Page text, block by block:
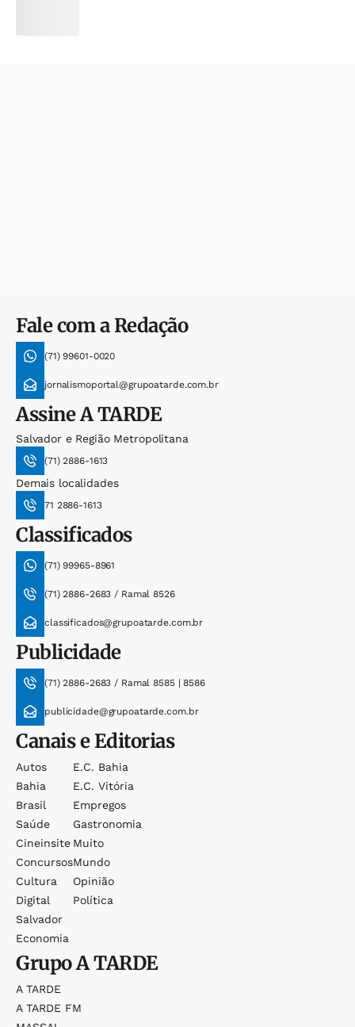
Fale com a Redação
(71) 99601-0020
jornalismoportal@grupoatarde.com.br
AssineA TARDE
Salvador e Região Metropolitana
(71) 2886-1613
Demais localidades
71 2886-1613
Classificados
(71) 99965-8961
(71) 2886-2683 / Ramal 8526
classificados@grupoatarde.com.br
Publicidade
(71) 2886-2683 / Ramal 8585 | 8586
publicidade@grupoatarde.com.br
Canais e Editorias
Autos
Bahia
Brasil
Saúde
Cineinsite
Concursos
Cultura
Digital
Salvador
Economia
E.c. Bahia
E.c. Vitória
Empregos
Gastronomia
Muito
Mundo
Opinião
Política
GrupoA TARDE
A TARDE
A TARDE FM